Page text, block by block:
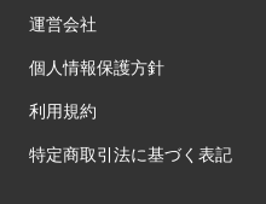
運営会社
個人情報保護方針
利用規約
特定商取引法に基づく表記